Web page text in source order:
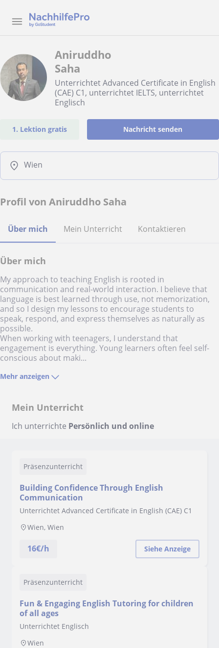
Aniruddho
Saha
Unterrichtet Advanced Certificate in English
(CAE) C1, unterrichtet IELTS, unterrichtet
Englisch
1. Lektion gratis Nachricht senden
Wien
Profil von Aniruddho Saha
Über mich Mein Unterricht Kontaktieren
Über mich
My approach to teaching English is rooted in
communication and real-world interaction. I believe that
language is best learned through use, not memorization,
and so I design my lessons to encourage students to
speak, respond, and express themselves as naturally as
possible.
When working with teenagers, I understand that
engagement is everything. Young learners often feel self-
conscious about maki...
Mehr anzeigen
Mein Unterricht
Ich unterrichte Persönlich und online
Präsenzunterricht
Building Confidence Through English
Communication
Unterrichtet Advanced Certificate in English (CAE) C1
Wien, Wien
16€/h Siehe Anzeige
Präsenzunterricht
Fun & Engaging English Tutoring for children
of all ages
Unterrichtet Englisch
Wien